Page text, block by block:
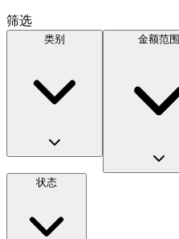
筛选
类别 金额范围
状态